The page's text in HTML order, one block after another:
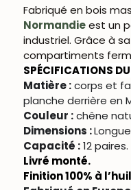
Fabriqué en bois
Normandieest un
industriel. Grâce à
compartiments
SPÉCIFICATIONS
Matière :corps et
planche derrière en
Couleur :chêne
Dimensions :
Capacité :12 paires.
Livré monté.
Finition 100% à